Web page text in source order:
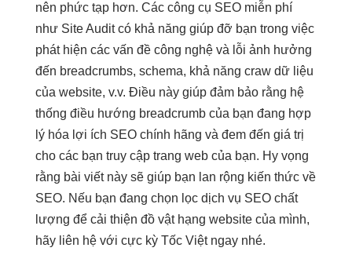
nên phức tạp hơn. Các công cụ SEO miễn phí
như Site Audit có khả năng giúp đỡ bạn trong việc
phát hiện các vấn đề công nghệ và lỗi ảnh hưởng
đến breadcrumbs, schema, khả năng craw dữ liệu
của website, v.v. Điều này giúp đảm bảo rằng hệ
thống điều hướng breadcrumb của bạn đang hợp
lý hóa lợi ích SEO chính hãng và đem đến giá trị
cho các bạn truy cập trang web của bạn. Hy vọng
rằng bài viết này sẽ giúp bạn lan rộng kiến thức về
SEO. Nếu bạn đang chọn lọc dịch vụ SEO chất
lượng để cải thiện đồ vật hạng website của mình,
hãy liên hệ với cực kỳ Tốc Việt ngay nhé.